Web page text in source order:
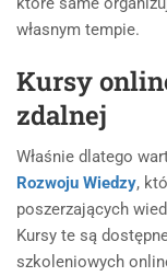
własnym tempie.
Kursy
zdalnej
Właśnie dlatego
Rozwoju Wiedzy,
poszerzających
Kursy te są
szkoleniowych